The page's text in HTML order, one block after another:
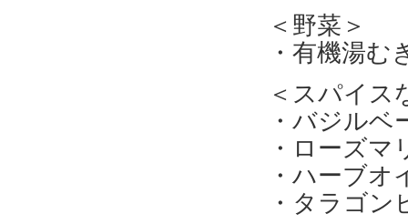
＜野菜＞
・有機湯む
＜スパイス
・バジルベ
・ローズマ
・ハーブオ
・タラゴン